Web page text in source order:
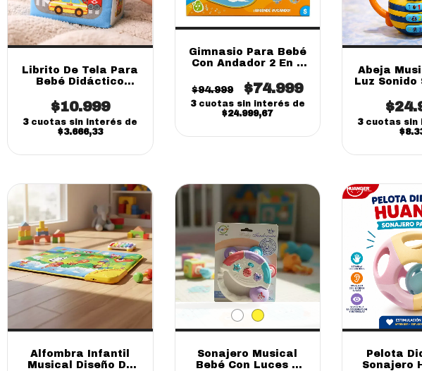
Librito De Tela Para
Bebé Didáctico
(online)
$10.999
3 cuotas sin interés de
$3.666,33
Gimnasio Para Bebé
Con Andador 2 En 1
$94.999
$74.999
3 cuotas sin interés de
$24.999,67
Abeja
Luz Sonido
3 cuotas sin
Alfombra Infantil
Musical Diseño De
Sonajero Musical
Bebé Con Luces Y
Pelota
Sonajero